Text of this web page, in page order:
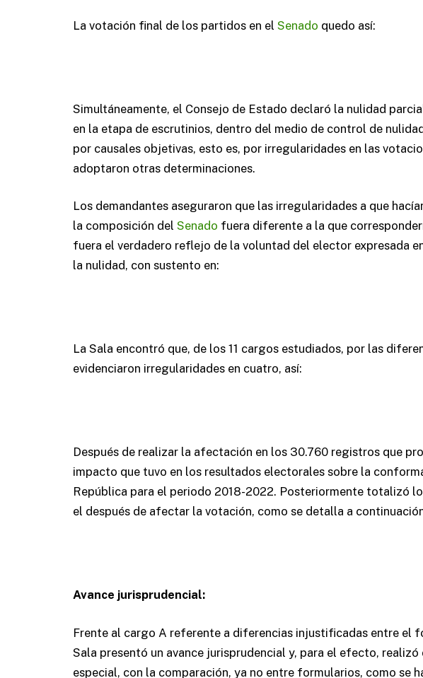
La votación final de los partidos en el Senado quedo así:
Simultáneamente, el Consejo de Estado declaró la nulidad
en la etapa de escrutinios, dentro del medio de control de
por causales objetivas, esto es, por irregularidades en las
adoptaron otras determinaciones.
Los demandantes aseguraron que las irregularidades a que
la composición del Senado fuera diferente a la que
fuera el verdadero reflejo de la voluntad del elector expresada
la nulidad, con sustento en:
La Sala encontró que, de los 11 cargos estudiados, por las
evidenciaron irregularidades en cuatro, así:
Después de realizar la afectación en los 30.760 registros que
impacto que tuvo en los resultados electorales sobre la
República para el periodo 2018-2022. Posteriormente totalizó
el después de afectar la votación, como se detalla a
Avance jurisprudencial:
Frente al cargo A referente a diferencias injustificadas entre el
Sala presentó un avance jurisprudencial y, para el efecto,
especial, con la comparación, ya no entre formularios, como se